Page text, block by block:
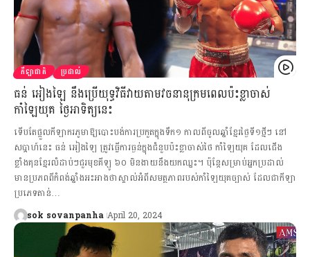
កីឡាជាតិ ប្រដាល់
ធន់ អៀងឡៃ នឹងប្រើយុទ្ធវិធីវាយតាមវចនានុក្រមពេលប៉ះខ្លាចាស់
កាំឡៃយុគ ថ្ងៃអាទិត្យនេះ
ទើបតែផ្តួលកីឡាករភូមាឱ្យបោះបង់ការប្រកួតក្នុងទឹក១ កាលពីចូលឆ្នាំខ្មែរថ្ងៃទី១ថ្មីៗ នៅ
សប្តាហ៍នេះ ធន់ អៀងឡៃ ត្រូវធ្វើការធ្ងន់ក្នុងជំនួបប៉ះខ្លាចាស់ថៃ កាំឡៃយុគ ដែលជើង
ខ្លាំងគុនខ្មែរលំដាប់ៗជួរមុខគីឡូ ៦០ មិនងាយនឹងយកឈ្នះ។ ប៉ុន្តែសម្រាប់អ្នកប្រដាល់
មានប្រភពពីកំពង់ឆ្នាំងអះអាងថាស្គាល់អំពីសមត្ថភាពរបស់កាំឡៃយុគច្បាស់ ដែលជាកីឡា
ប្រភេទតាន់…
sok sovanpanha April 20, 2024